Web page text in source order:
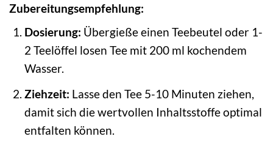
Zubereitungsempfehlung:
Dosierung: Übergieße einen Teebeutel oder 1-
2 Teelöffel losen Tee mit 200 ml kochendem
Wasser.
Ziehzeit: Lasse den Tee 5-10 Minuten ziehen,
damit sich die wertvollen Inhaltsstoffe optimal
entfalten können.